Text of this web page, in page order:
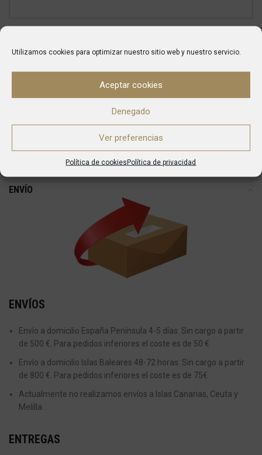
Utilizamos cookies para optimizar nuestro sitio web y nuestro servicio.
Aceptar cookies
Denegado
Ver preferencias
Política de cookiesPolítica de privacidad
Categories:Complementos, Higiene
Marca:Fricosmos
ENVÍO
ENVÍOS
Envío a domicilio España Península 4-5 días: Sin cargo a partir
de 500 €. Para pedidos inferiores el coste es de 50 €
Envío a domicilio Islas Baleares 48-72 horas: Sin cargo a partir
de 800 €. Para pedidos inferiores el coste es de 75€
Actualmente no realizamos envíos a Islas Canarias, Ceuta y
Melilla.
ENTREGAS